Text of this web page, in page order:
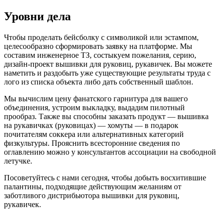
Уровни дела
Чтобы проделать бейсболку с символикой или эстампом,
целесообразно сформировать заявку на платформе. Мы
составим инженерное ТЗ, состыкуем пожелания, серию,
дизайн-проект вышивки для руковиц, рукавичек. Вы можете
наметить и раздобыть уже существующие результаты труда с
лого из списка объекта либо дать собственный шаблон.
Мы вычислим цену фанатского гарнитура для вашего
объединения, устроим выкладку, выдадим пилотный
прообраз. Также вы способны заказать продукт — вышивка
на рукавичках (руковицах) — хомуты — в подарок
почитателям соккера или альтернативных категорий
физкультуры. Прояснить всесторонние сведения по
оглавлению можно у консультантов ассоциации на свободной
летучке.
Посоветуйтесь с нами сегодня, чтобы добыть восхитившие
палантины, подходящие действующим желаниям от
заботливого дистрибьютора вышивки для руковиц,
рукавичек.